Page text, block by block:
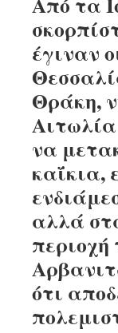
έγιναν
Θράκη,
να
καΐκια,
αλλά
ότι